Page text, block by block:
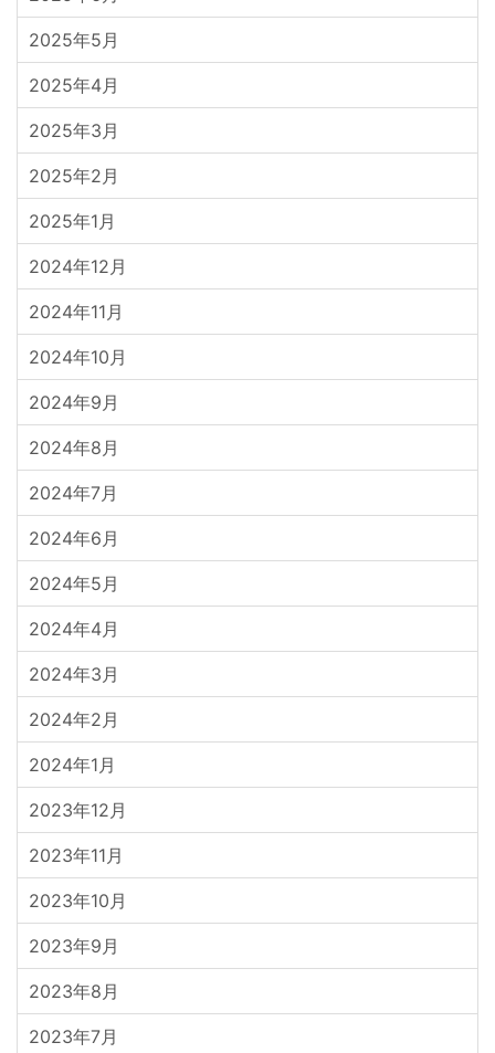
2025年5月
2025年4月
2025年3月
2025年2月
2025年1月
2024年12月
2024年11月
2024年10月
2024年9月
2024年8月
2024年7月
2024年6月
2024年5月
2024年4月
2024年3月
2024年2月
2024年1月
2023年12月
2023年11月
2023年10月
2023年9月
2023年8月
2023年7月